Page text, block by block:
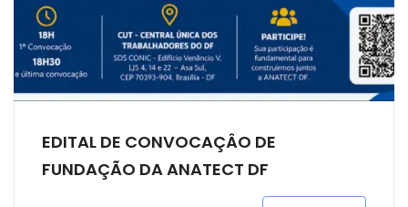
EDITAL DE CONVOCAÇÂO DE
FUNDAÇÃO DA ANATECT DF